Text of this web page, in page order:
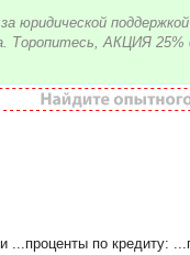
юридической
Торопитесь, АКЦИЯ 25%
... проценты по кредиту: ...